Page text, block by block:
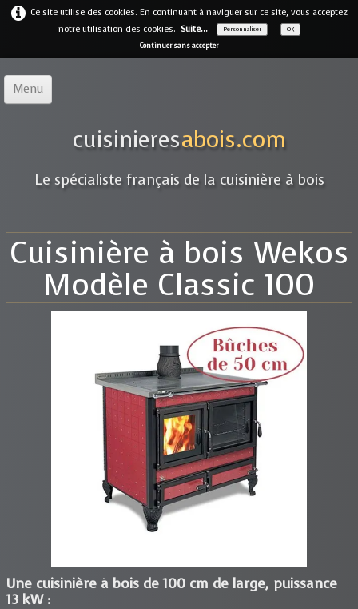
Ce site utilise des cookies. En continuant à naviguer sur ce site, vous acceptez
notre utilisation des cookies. Suite... Personnaliser OK
Continuer sans accepter
Menu
Notre offre▼
Notre entreprise
Galerie▼
Marques▼
Contact
cuisinieresabois.com
Le spécialiste français de la cuisinière à bois
Cuisinière à bois Wekos
Modèle Classic 100
Une cuisinière à bois de 100 cm de large, puissance
13 kW :